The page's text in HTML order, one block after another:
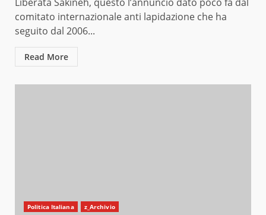
comitato internazionale anti lapidazione che ha
seguito dal 2006...
Read More
Politica Italiana z_Archivio